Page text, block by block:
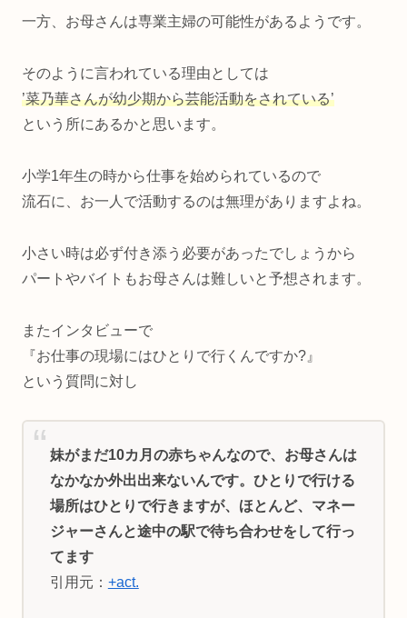
一方、お母さんは専業主婦の可能性があるようです。
そのように言われている理由としては
’菜乃華さんが幼少期から芸能活動をされている’
という所にあるかと思います。
小学1年生の時から仕事を始められているので
流石に、お一人で活動するのは無理がありますよね。
小さい時は必ず付き添う必要があったでしょうから
パートやバイトもお母さんは難しいと予想されます。
またインタビューで
『お仕事の現場にはひとりで行くんですか?』
という質問に対し
妹がまだ10カ月の赤ちゃんなので、お母さんは
なかなか外出出来ないんです。ひとりで行ける
場所はひとりで行きますが、ほとんど、マネー
ジャーさんと途中の駅で待ち合わせをして行っ
てます
引用元： +act.